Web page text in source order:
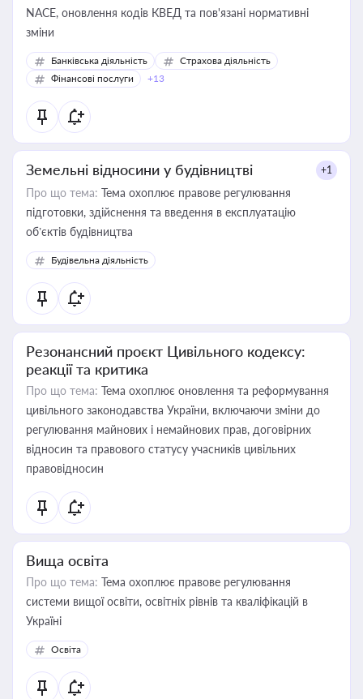
NACE, оновлення кодів КВЕД та пов'язані нормативні
зміни
Банківська діяльність
Страхова діяльність
Фінансові послуги
+13
Земельні відносини у будівництві +1
Про що тема: Тема охоплює правове регулювання
підготовки, здійснення та введення в експлуатацію
об’єктів будівництва
Будівельна діяльність
Резонансний проєкт Цивільного кодексу:
реакції та критика
Про що тема: Тема охоплює оновлення та реформування
цивільного законодавства України, включаючи зміни до
регулювання майнових і немайнових прав, договірних
відносин та правового статусу учасників цивільних
правовідносин
Вища освіта
Про що тема: Тема охоплює правове регулювання
системи вищої освіти, освітніх рівнів та кваліфікацій в
Україні
Освіта